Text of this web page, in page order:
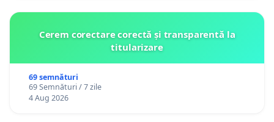
Cerem corectare corectă și transparentă la
titularizare
69 semnături
69 Semnături / 7 zile
4 Aug 2026